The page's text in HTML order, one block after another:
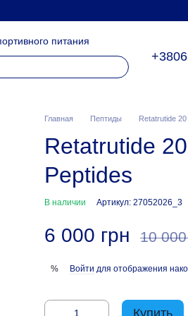
питания
Главная Пептиды Retatrutide
Retatrutide
Peptides
В наличии Артикул: 27052026_3
6 000 грн 10
% Войти для отображения
Купить